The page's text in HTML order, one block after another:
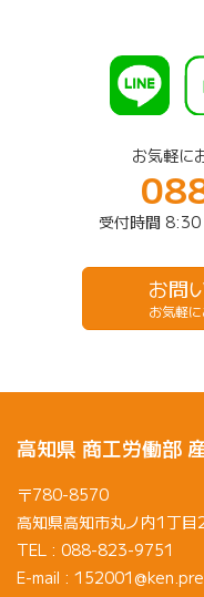
お気軽に
受付時間
お問
お気軽
高知県 商工労働部
〒780-8570
高知県高知市丸ノ内1丁
TEL : 088-823-9751
E-mail :